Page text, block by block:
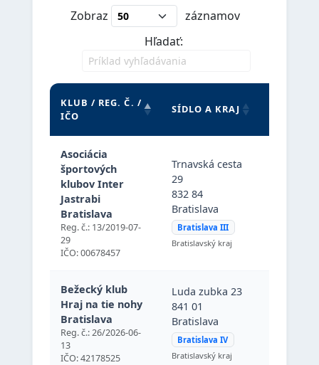
Zobraz
záznamov
Hľadať:
KLUB / REG. Č. /
IČO
SÍDLO A KRAJ
Asociácia
športových
klubov Inter
Jastrabi
Bratislava
Reg. č.: 13/2019-07-
29
IČO: 00678457
Trnavská cesta
29
832 84
Bratislava
Bratislava III
Bratislavský kraj
Bežecký klub
Hraj na tie nohy
Bratislava
Reg. č.: 26/2026-06-
13
IČO: 42178525
Luda zubka 23
841 01
Bratislava
Bratislava IV
Bratislavský kraj